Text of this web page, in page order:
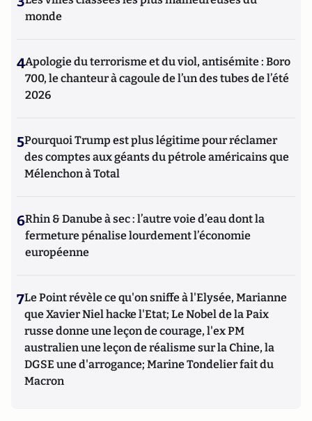
monde
4Apologie du terrorisme et du viol, antisémite : Boro
700, le chanteur à cagoule de l’un des tubes de l’été
2026
5Pourquoi Trump est plus légitime pour réclamer
des comptes aux géants du pétrole américains que
Mélenchon à Total
6Rhin & Danube à sec : l’autre voie d’eau dont la
fermeture pénalise lourdement l’économie
européenne
7Le Point révèle ce qu'on sniffe à l'Elysée, Marianne
que Xavier Niel hacke l'Etat; Le Nobel de la Paix
russe donne une leçon de courage, l'ex PM
australien une leçon de réalisme sur la Chine, la
DGSE une d'arrogance; Marine Tondelier fait du
Macron